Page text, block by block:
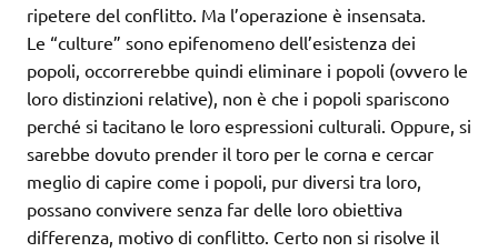
ripetere del conflitto. Ma l’operazione è insensata.
Le “culture” sono epifenomeno dell’esistenza dei
popoli, occorrerebbe quindi eliminare i popoli (ovvero le
loro distinzioni relative), non è che i popoli spariscono
perché si tacitano le loro espressioni culturali. Oppure, si
sarebbe dovuto prender il toro per le corna e cercar
meglio di capire come i popoli, pur diversi tra loro,
possano convivere senza far delle loro obiettiva
differenza, motivo di conflitto. Certo non si risolve il